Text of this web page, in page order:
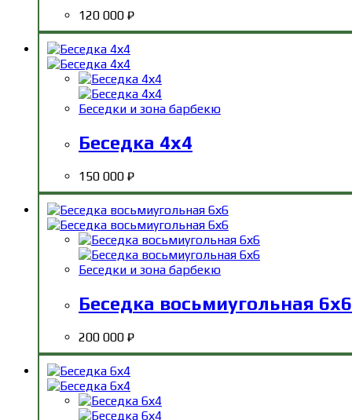
120 000 ₽
Беседки и зона барбекю
Беседка 4х4
150 000 ₽
Беседки и зона барбекю
Беседка восьмиугольная 6х6
200 000 ₽